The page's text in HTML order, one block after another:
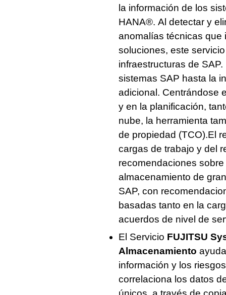
la información de los
HANA®. Al detectar y
anomalías técnicas que
soluciones, este
infraestructuras de
sistemas SAP hasta la
adicional. Centrándose
y en la planificación,
nube, la herramienta
de propiedad (TCO).El
cargas de trabajo y del
recomendaciones
almacenamiento de
SAP, con
basadas tanto en la
acuerdos de nivel de
El Servicio FUJITSU
Almacenamiento
información y los
correlaciona los datos